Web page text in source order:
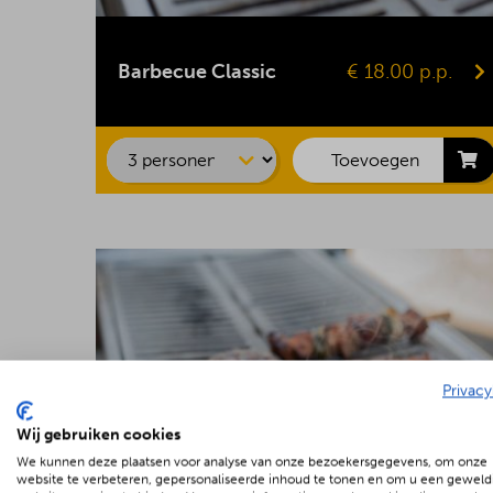
Barbecue Classic € 18.00 p.p.
Hamburger
Toevoegen
Wij gebruiken cookies
We kunnen deze plaatsen voor analyse van onze bezoekersgegevens, om onze
website te verbeteren, gepersonaliseerde inhoud te tonen en om u een